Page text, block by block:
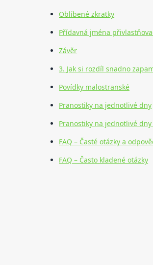
Oblíbené zkratky
Přídavná jména
Závěr
3. Jak si rozdíl snadno
Povídky malostranské
Pranostiky na jednotlivé dny
Pranostiky na jednotlivé
FAQ – Časté otázky a
FAQ – Často kladené otázky